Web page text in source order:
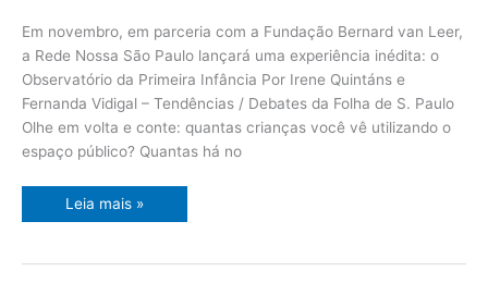
Em novembro, em parceria com a Fundação Bernard van Leer,
a Rede Nossa São Paulo lançará uma experiência inédita: o
Observatório da Primeira Infância Por Irene Quintáns e
Fernanda Vidigal – Tendências / Debates da Folha de S. Paulo
Olhe em volta e conte: quantas crianças você vê utilizando o
espaço público? Quantas há no
Leia mais »